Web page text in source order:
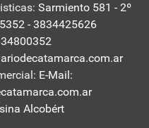
Sarmiento 581 - 2º
- 3834425626
E-Mail:
Alcobért